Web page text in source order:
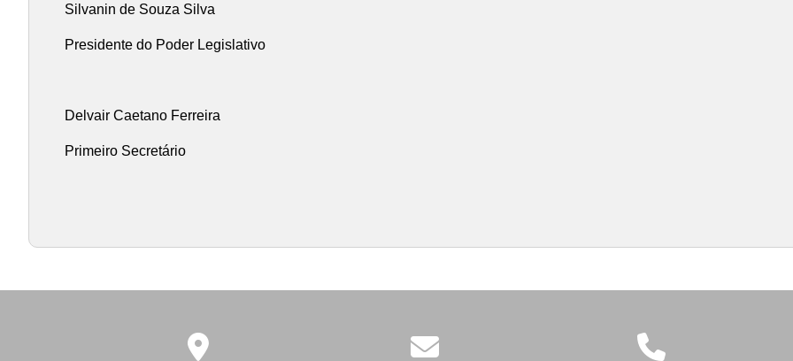
Silvanin de Souza Silva
Presidente do Poder Legislativo
Delvair Caetano Ferreira
Primeiro Secretário